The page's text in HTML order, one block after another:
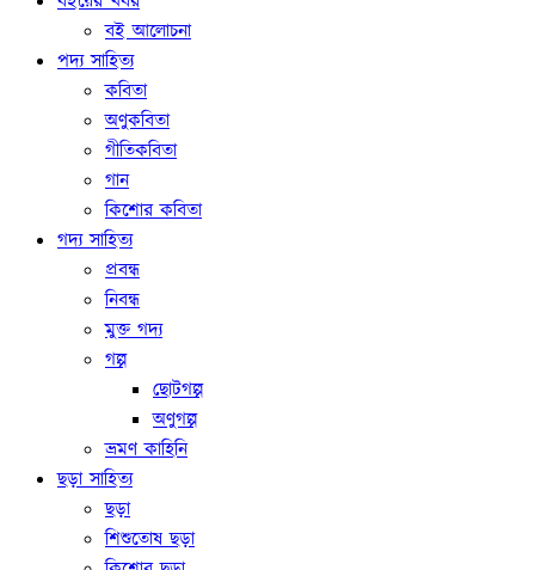
বই আলোচনা
পদ্য সাহিত্য
কবিতা
অণুকবিতা
গীতিকবিতা
গান
কিশোর কবিতা
গদ্য সাহিত্য
প্রবন্ধ
নিবন্ধ
মুক্ত গদ্য
গল্প
ছোটগল্প
অণুগল্প
ভ্রমণ কাহিনি
ছড়া সাহিত্য
ছড়া
শিশুতোষ ছড়া